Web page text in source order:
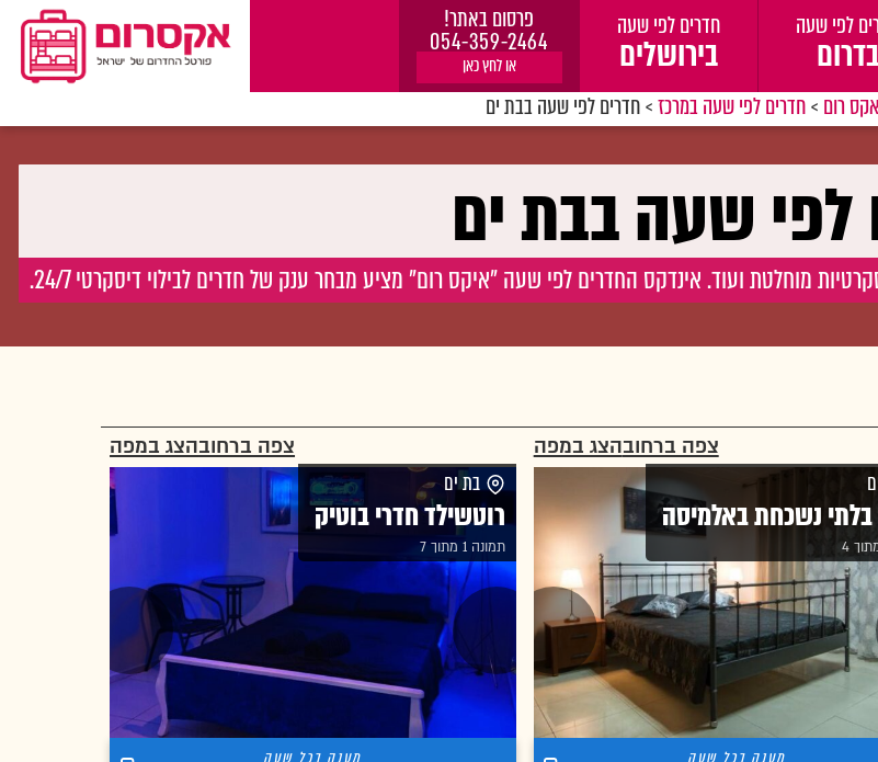
לפי שעה
בדרום
חדרים לפי שעה
בירושלים
פרסום באתר!
054-359-2464
או לחץ כאן
רום >חדרים לפי שעה במרכז>חדרים לפי שעה בבת ים
לפי שעה בבת ים
מוחלטת ועוד. אינדקס החדרים לפי שעה "איקס רום" מציע מבחר ענק של חדרים לבילוי דיסקרטי 24/7.
צפה ברחובהצג במפה
בלתי נשכחת באלמיסה
צפה ברחובהצג במפה
בת ים
רוטשילד חדרי בוטיק
תמונה 1 מתוך 7